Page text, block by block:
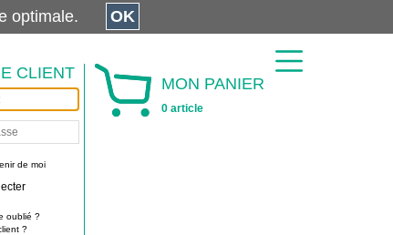
CLIENT
de moi
oublié ?
?
MON PANIER
0 article
optimale. OK